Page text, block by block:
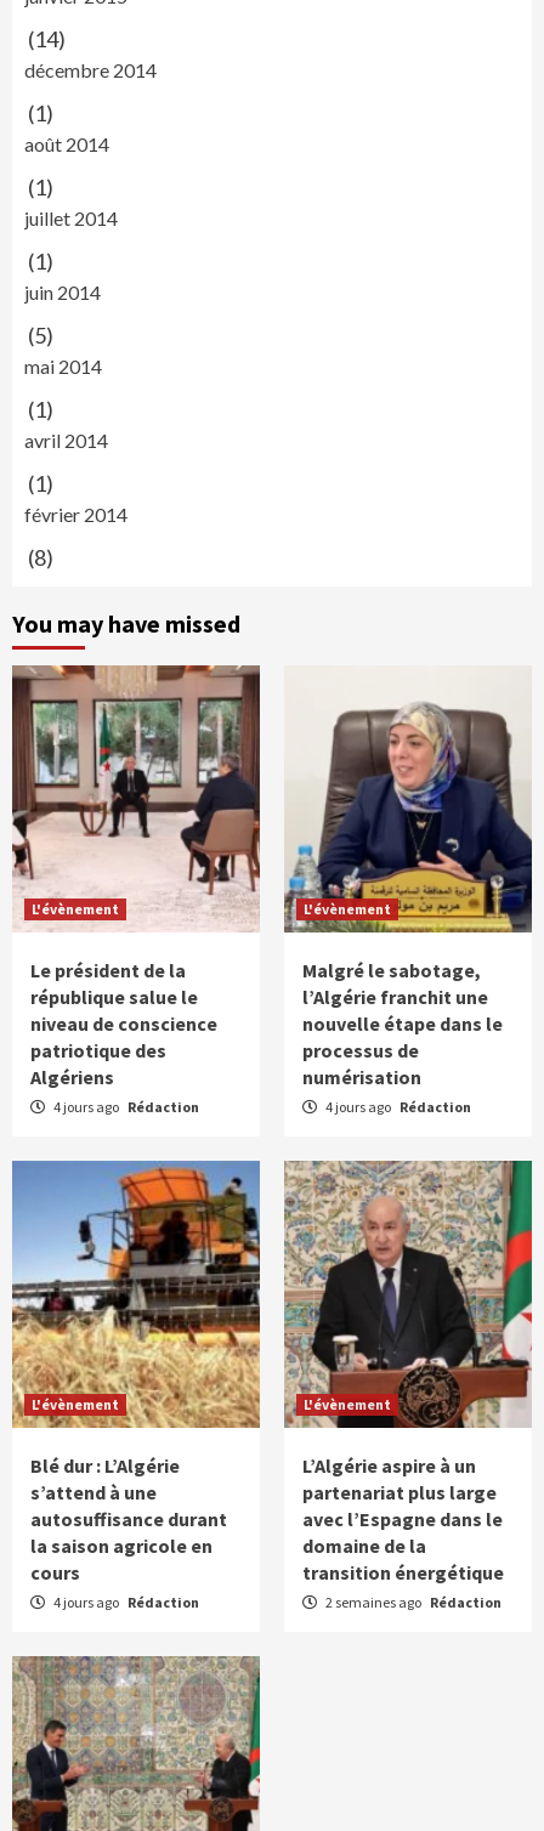
(14)
décembre 2014
(1)
août 2014
(1)
juillet 2014
(1)
juin 2014
(5)
mai 2014
(1)
avril 2014
(1)
février 2014
(8)
You may have missed
L'évènement
Le président de la
république salue le
niveau de conscience
patriotique des
Algériens
4 jours ago Rédaction
L'évènement
Malgré le sabotage,
l’Algérie franchit une
nouvelle étape dans le
processus de
numérisation
4 jours ago Rédaction
L'évènement
Blé dur : L’Algérie
s’attend à une
autosuffisance durant
la saison agricole en
cours
4 jours ago Rédaction
L'évènement
L’Algérie aspire à un
partenariat plus large
avec l’Espagne dans le
domaine de la
transition énergétique
2 semaines ago Rédaction